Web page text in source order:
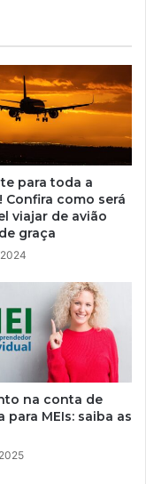
para toda a
Confira como será
viajar de avião
graça
na conta de
para MEIs: saiba as